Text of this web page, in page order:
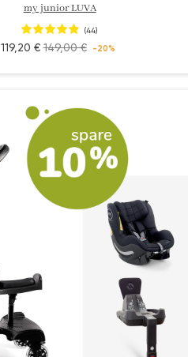
my junior LUVA
(44)
119,20 € 149,00 € -20%